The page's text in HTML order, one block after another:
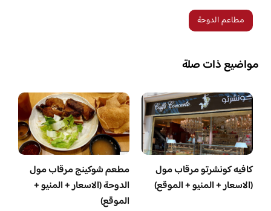
مطاعم الدوحة
مواضيع ذات صلة
كافيه كونشرتو مرقاب مول
(الاسعار + المنيو + الموقع)
مطعم شوكينج مرقاب مول
الدوحة (الاسعار + المنيو +
الموقع)